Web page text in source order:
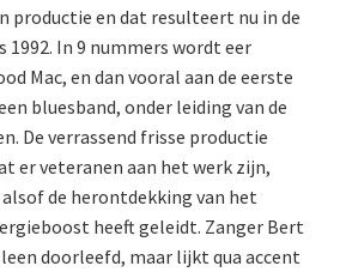
productie en dat resulteert nu in de
1992. In 9 nummers wordt eer
Mac, en dan vooral aan de eerste
bluesband, onder leiding van de
De verrassend frisse productie
er veteranen aan het werk zijn,
de herontdekking van het
heeft geleidt. Zanger Bert
doorleefd, maar lijkt qua accent